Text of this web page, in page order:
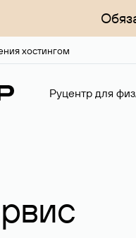
хостингом
Руцентр для